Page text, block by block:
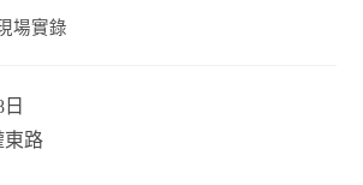
場實錄
東路